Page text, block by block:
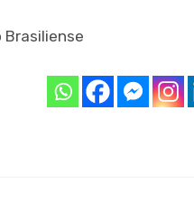
Brasiliense